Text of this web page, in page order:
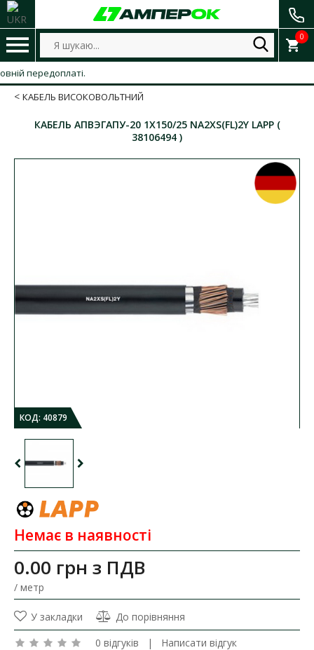
0
передоплаті.
КАБЕЛЬ ВИСОКОВОЛЬТНИЙ
КАБЕЛЬ АПВЭГАПУ-20 1Х150/25 NA2XS(FL)2Y LAPP (
38106494 )
КОД: 40879
Немає в наявності
0.00 грн з ПДВ
/ метр
У закладки
До порівняння
0 відгуків | Написати відгук